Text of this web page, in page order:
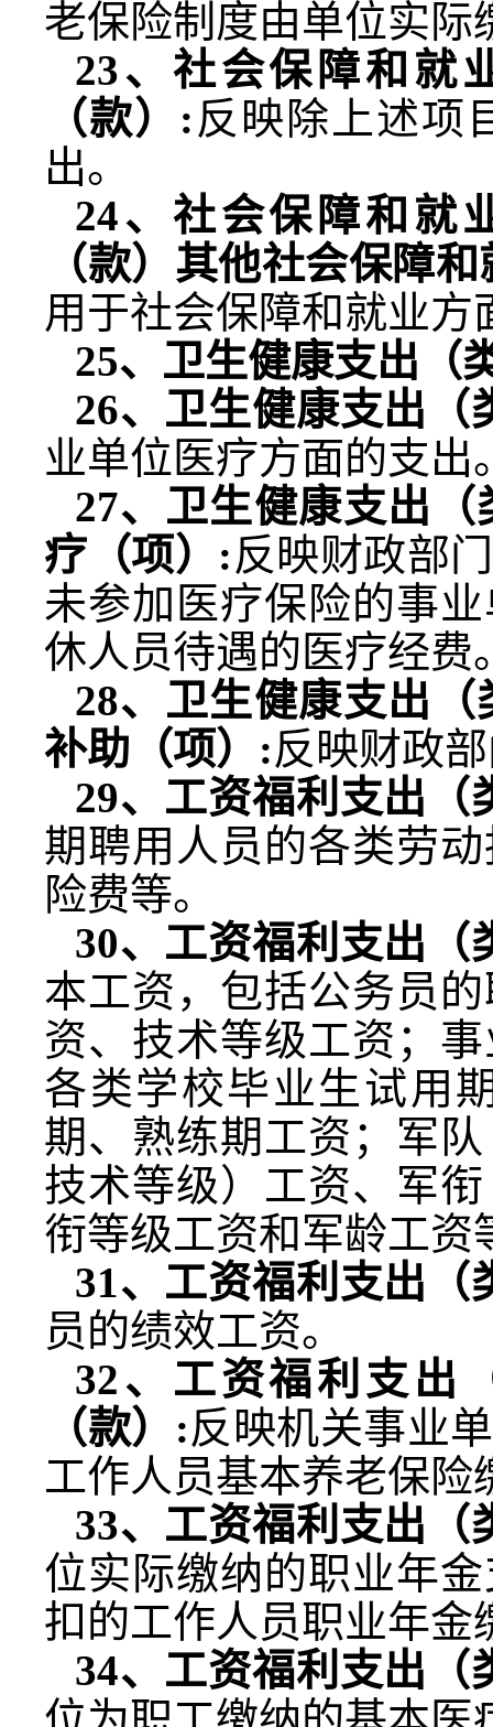
老保险制度由单位实际
23、社会保障和就
（款） : 反映除上述项
出。
24、社会保障和就
（款）其他社会保障
用于社会保障和就业方
25、卫生健康支出（
26、卫生健康支出（
业单位医疗方面的支出
27、卫生健康支出
疗（项） :反映财政部
未参加医疗保险的事
休人员待遇的医疗经费
28、卫生健康支出
补助（项） :反映财政
29、工资福利支出（
期聘用人员的各类劳
险费等。
30、工资福利支出（
本工资，包括公务员
资、技术等级工资；
各类学校毕业生试用
期、熟练期工资；军
技术等级）工资、军
衔等级工资和军龄工资
31、工资福利支出（
员的绩效工资。
32、工资福利支出
（款） :反映机关事业
工作人员基本养老保
33、工资福利支出（
位实际缴纳的职业年
扣的工作人员职业年金
34、工资福利支出（